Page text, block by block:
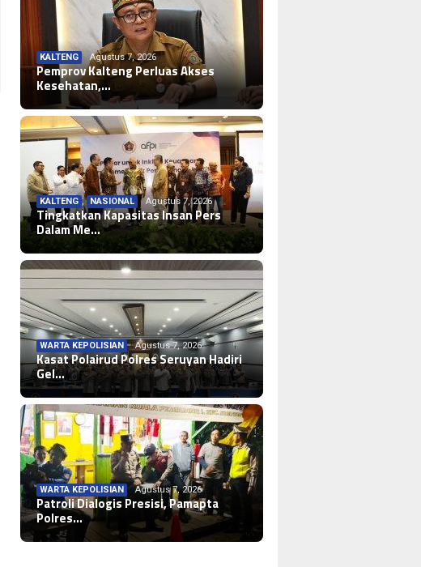
KALTENG Agustus 7, 2026
Pemprov Kalteng Perluas Akses
Kesehatan,…
KALTENG , NASIONAL Agustus 7, 2026
Tingkatkan Kapasitas Insan Pers
Dalam Me…
WARTA KEPOLISIAN Agustus 7, 2026
Kasat Polairud Polres Seruyan Hadiri
Gel…
WARTA KEPOLISIAN Agustus 7, 2026
Patroli Dialogis Presisi, Pamapta
Polres…